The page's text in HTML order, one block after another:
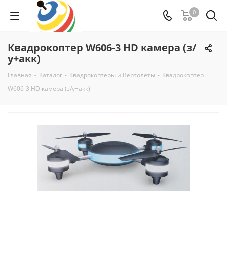
0
Квадрокоптер W606-3 HD камера (з/
у+акк)
Главная - Каталог - Квадрокоптеры и Вертолеты - Квадрокоптер
W606-3 HD камера (з/у+акк)